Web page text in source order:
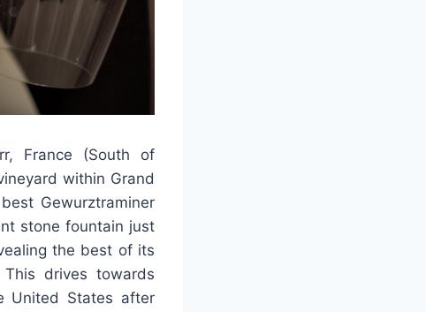
France (South of
within Grand
Gewurztraminer
stone fountain just
the best of its
drives towards
United States after